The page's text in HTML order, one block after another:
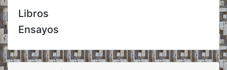
Libros
Ensayos